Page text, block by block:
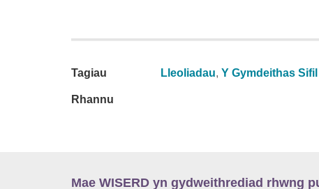
Tagiau Lleoliadau, Y Gymdeithas Sifil
Rhannu
Mae WISERD yn gydweithrediad rhwng